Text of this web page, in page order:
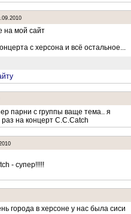
на мой сайт
с херсона и всё остальное...
парни с группы ваще тема.. я
на концерт C.C.Catch
- супер!!!!!
города в херсоне у нас была сиси